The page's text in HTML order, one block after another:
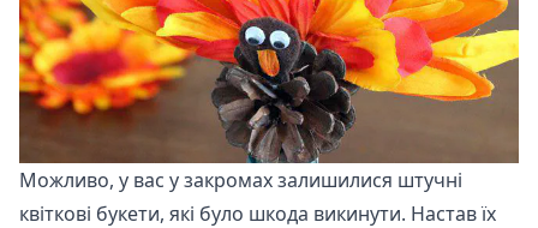
Можливо, у вас у закромах залишилися штучні
квіткові букети, які було шкода викинути. Настав їх